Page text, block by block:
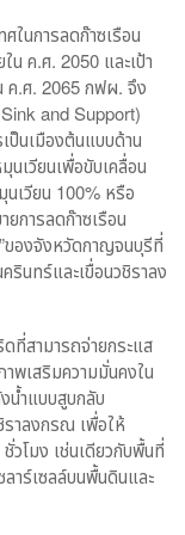
ในการลดก๊าซเรือน
น ค.ศ. 2050 และเป้า
ค.ศ. 2065 กฟผ. จึง
and Support)
นเมืองต้นแบบด้าน
เวียนเพื่อขับเคลื่อน
นเวียน 100% หรือ
การลดก๊าซเรือน
ของจังหวัดกาญจนบุรีที่
รินทร์และเขื่อนวชิราลง
ที่สามารถจ่ายกระแส
พเสริมความมั่นคงใน
น้ำแบบสูบกลับ
าลงกรณ เพื่อให้
วโมง เช่นเดียวกับพื้นที่
าร์เซลล์บนพื้นดินและ